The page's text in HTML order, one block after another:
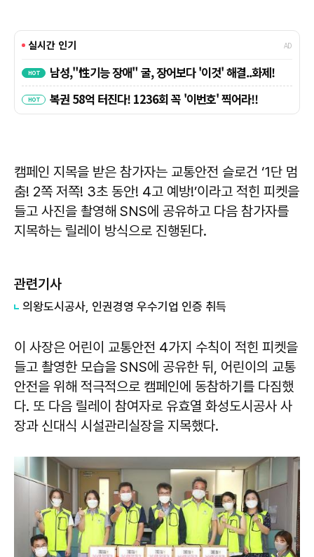
캠페인 지목을 받은 참가자는 교통안전 슬로건 ‘1단 멈
춤! 2쪽 저쪽! 3초 동안! 4고 예방!’이라고 적힌 피켓을
들고 사진을 촬영해 SNS에 공유하고 다음 참가자를
지목하는 릴레이 방식으로 진행된다.
관련기사
의왕도시공사, 인권경영 우수기업 인증 취득
이 사장은 어린이 교통안전 4가지 수칙이 적힌 피켓을
들고 촬영한 모습을 SNS에 공유한 뒤, 어린이의 교통
안전을 위해 적극적으로 캠페인에 동참하기를 다짐했
다. 또 다음 릴레이 참여자로 유효열 화성도시공사 사
장과 신대식 시설관리실장을 지목했다.